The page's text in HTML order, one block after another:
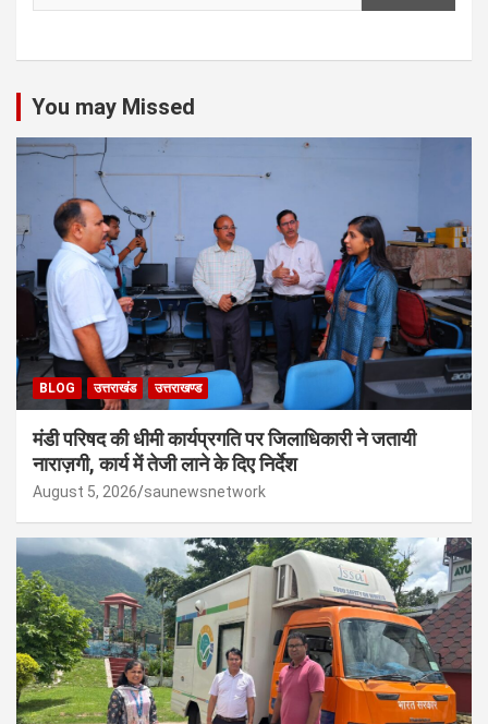
You may Missed
BLOG उत्तराखंड उत्तराखण्ड
मंडी परिषद की धीमी कार्यप्रगति पर जिलाधिकारी ने जतायी
नाराज़गी, कार्य में तेजी लाने के दिए निर्देश
August 5, 2026 saunewsnetwork